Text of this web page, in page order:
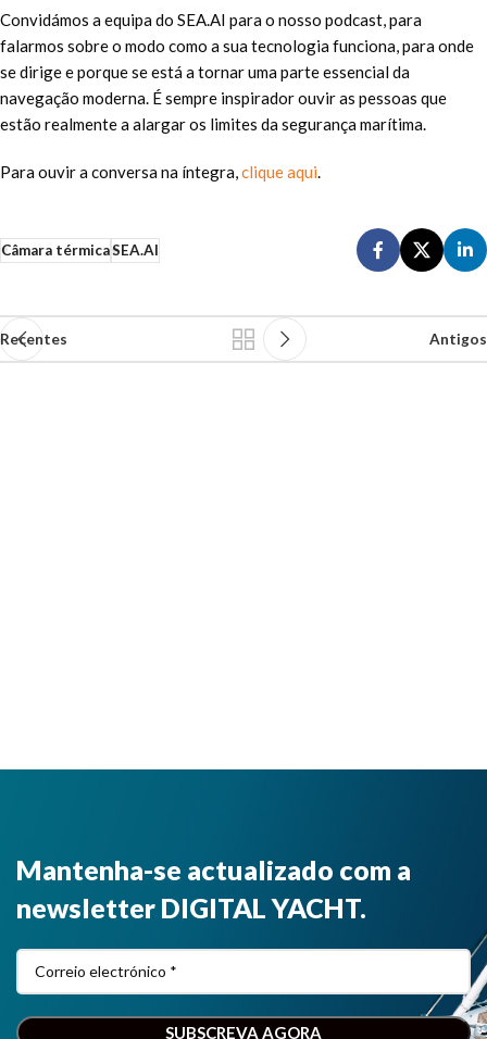
Convidámos a equipa do SEA.AI para o nosso podcast, para
falarmos sobre o modo como a sua tecnologia funciona, para onde
se dirige e porque se está a tornar uma parte essencial da
navegação moderna. É sempre inspirador ouvir as pessoas que
estão realmente a alargar os limites da segurança marítima.
Para ouvir a conversa na íntegra,clique aqui.
Câmara térmicaSEA.AI
Recentes Antigos
Mantenha-se actualizado com a
newsletter DIGITAL YACHT.